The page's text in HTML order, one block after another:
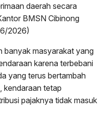
daerah secara
BMSN Cibinong
2026)
banyak masyarakat yang
karena terbebani
yang terus bertambah
kendaraan tetap
pajaknya tidak masuk